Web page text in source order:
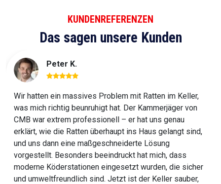
KUNDENREFERENZEN
Das sagen unsere Kunden
Peter K.
Wir hatten ein massives Problem mit Ratten im Keller,
was mich richtig beunruhigt hat. Der Kammerjäger von
CMB war extrem professionell – er hat uns genau
erklärt, wie die Ratten überhaupt ins Haus gelangt sind,
und uns dann eine maßgeschneiderte Lösung
vorgestellt. Besonders beeindruckt hat mich, dass
moderne Köderstationen eingesetzt wurden, die sicher
und umweltfreundlich sind. Jetzt ist der Keller sauber,